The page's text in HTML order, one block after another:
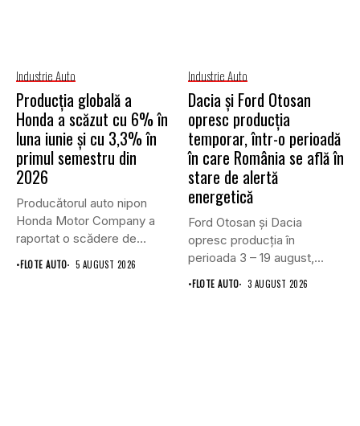
Industrie Auto
Producția globală a
Honda a scăzut cu 6% în
luna iunie și cu 3,3% în
primul semestru din
2026
Producătorul auto nipon
Honda Motor Company a
raportat o scădere de
6,1%...
•FLOTE AUTO 5 AUGUST 2026
Industrie Auto
Dacia și Ford Otosan
opresc producția
temporar, într-o perioadă
în care România se află în
stare de alertă
energetică
Ford Otosan și Dacia
opresc producția în
perioada 3 – 19 august,...
•FLOTE AUTO 3 AUGUST 2026